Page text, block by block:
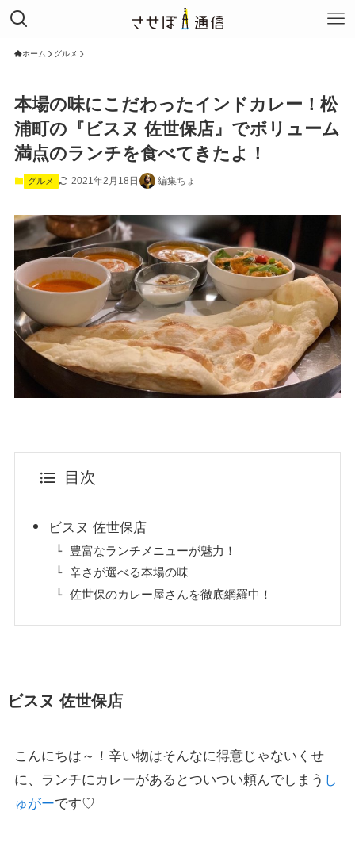
ホーム グルメ
本場の味にこだわったインドカレー！松
浦町の『ビスヌ 佐世保店』でボリューム
満点のランチを食べてきたよ！
グルメ 2021年2月18日 編集ちょ
目次
ビスヌ 佐世保店
豊富なランチメニューが魅力！
辛さが選べる本場の味
佐世保のカレー屋さんを徹底網羅中！
ビスヌ 佐世保店
こんにちは～！辛い物はそんなに得意じゃないくせ
に、ランチにカレーがあるとついつい頼んでしまう し
ゅがーです♡